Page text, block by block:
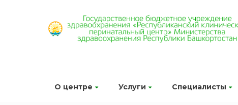
О центре Услуги Специалисты